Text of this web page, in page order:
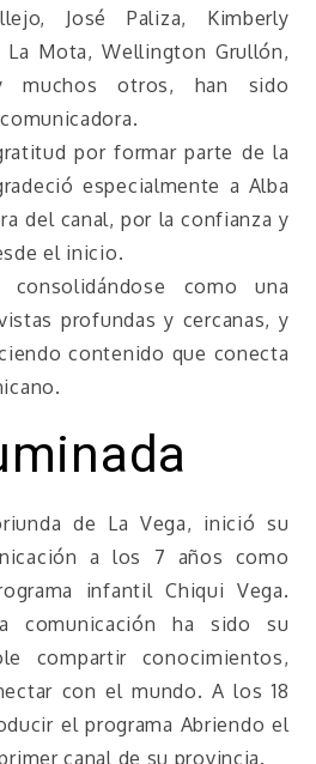
José Paliza, Kimberly
La Mota, Wellington Grullón,
muchos otros, han sido
por formar parte de la
especialmente a Alba
del canal, por la confianza y
el inicio.
consolidándose como una
profundas y cercanas, y
contenido que conecta
de La Vega, inició su
a los 7 años como
infantil Chiqui Vega.
comunicación ha sido su
compartir conocimientos,
con el mundo. A los 18
el programa Abriendo el
canal de su provincia.